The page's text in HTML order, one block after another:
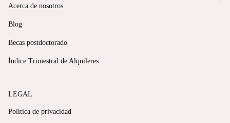
Acerca de nosotros
Blog
Becas postdoctorado
Índice Trimestral de Alquileres
LEGAL
Política de privacidad